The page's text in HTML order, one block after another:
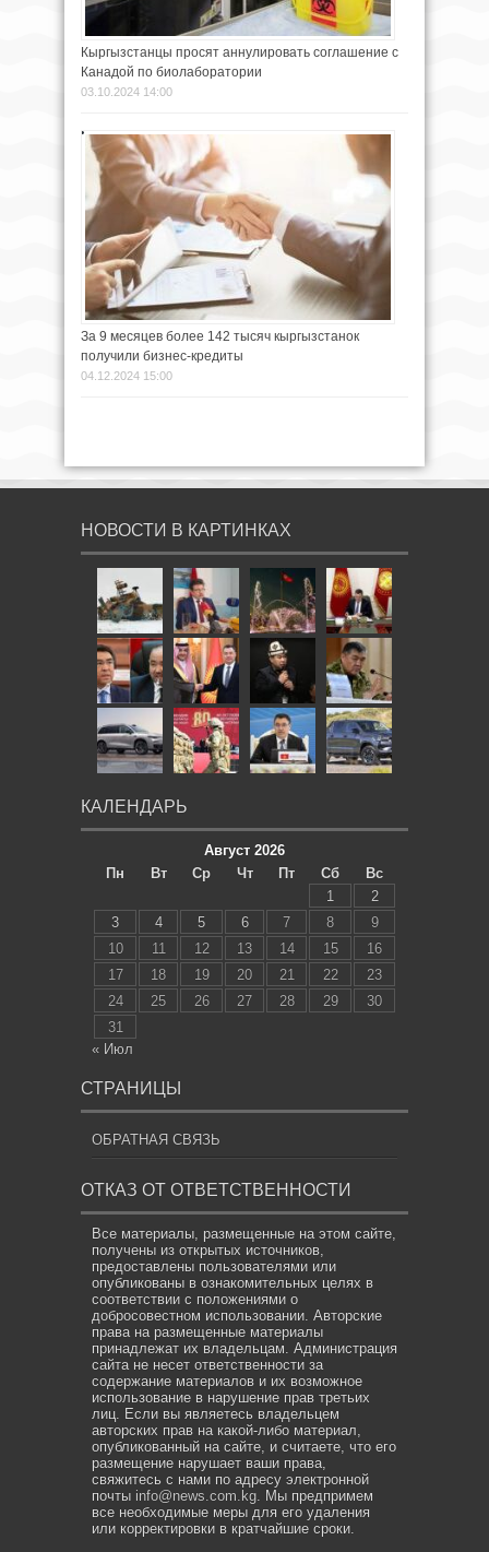
Кыргызстанцы просят аннулировать соглашение с
Канадой по биолаборатории
03.10.2024 14:00
За 9 месяцев более 142 тысяч кыргызстанок
получили бизнес-кредиты
04.12.2024 15:00
НОВОСТИ В КАРТИНКАХ
КАЛЕНДАРЬ
Август 2026
Пн
Вт Ср Чт Пт Сб
Вс
1
2
3
4 5 6 7 8
9
10
11 12 13 14 15
16
17
18 19 20 21 22
23
24
25 26 27 28 29
30
31
« Июл
СТРАНИЦЫ
ОБРАТНАЯ СВЯЗЬ
ОТКАЗ ОТ ОТВЕТСТВЕННОСТИ
Все материалы, размещенные на этом сайте,
получены из открытых источников,
предоставлены пользователями или
опубликованы в ознакомительных целях в
соответствии с положениями о
добросовестном использовании. Авторские
права на размещенные материалы
принадлежат их владельцам. Администрация
сайта не несет ответственности за
содержание материалов и их возможное
использование в нарушение прав третьих
лиц. Если вы являетесь владельцем
авторских прав на какой-либо материал,
опубликованный на сайте, и считаете, что его
размещение нарушает ваши права,
свяжитесь с нами по адресу электронной
почты info@news.com.kg . Мы предпримем
все необходимые меры для его удаления
или корректировки в кратчайшие сроки.